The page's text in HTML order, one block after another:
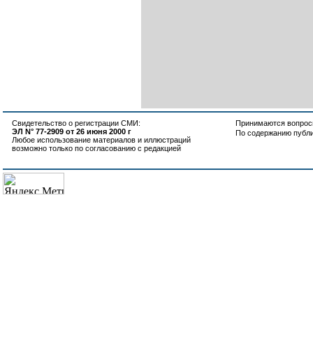
Свидетельство о регистрации СМИ:
ЭЛ N° 77-2909 от 26 июня 2000 г
Любое использование материалов и иллюстраций
возможно только по согласованию с редакцией
Принимаются
По содержанию